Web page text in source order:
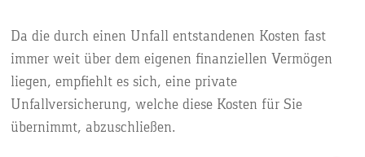
Da die durch einen Unfall entstandenen Kosten fast
immer weit über dem eigenen finanziellen Vermögen
liegen, empfiehlt es sich, eine private
Unfallversicherung, welche diese Kosten für Sie
übernimmt, abzuschließen.